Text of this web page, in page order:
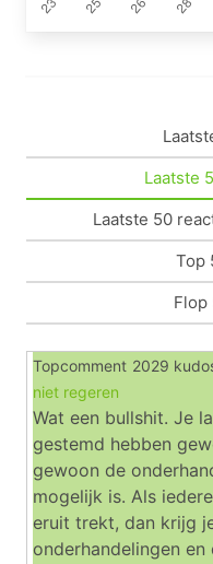
Laatste
Laatste 50
Top
Flop
Topcomment 2029
niet regeren
Wat een bullshit. Je
gestemd hebben
gewoon de
mogelijk is. Als
eruit trekt, dan krijg
onderhandelingen